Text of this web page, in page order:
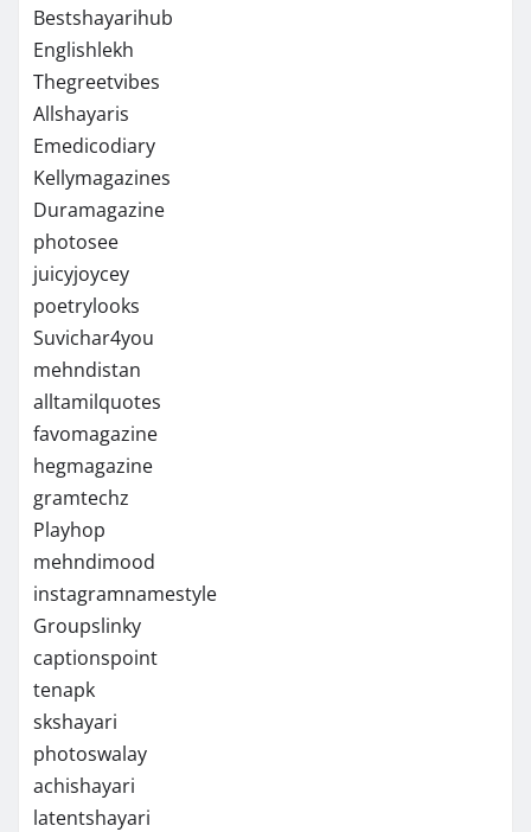
Bestshayarihub
Englishlekh
Thegreetvibes
Allshayaris
Emedicodiary
Kellymagazines
Duramagazine
photosee
juicyjoycey
poetrylooks
Suvichar4you
mehndistan
alltamilquotes
favomagazine
hegmagazine
gramtechz
Playhop
mehndimood
instagramnamestyle
Groupslinky
captionspoint
tenapk
skshayari
photoswalay
achishayari
latentshayari